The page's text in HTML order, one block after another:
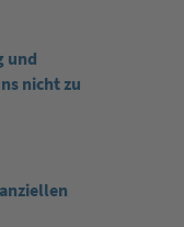
und
nicht zu